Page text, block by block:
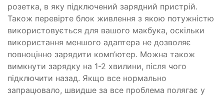
розетка, в яку підключений зарядний пристрій.
Також перевірте блок живлення з якою потужністю
використовується для вашого макбука, оскільки
використання меншого адаптера не дозволяє
повноцінно зарядити комп’ютер. Можна також
вимкнути зарядку на 1-2 хвилини, після чого
підключити назад. Якщо все нормально
запрацювало, швидше за все проблема полягає у